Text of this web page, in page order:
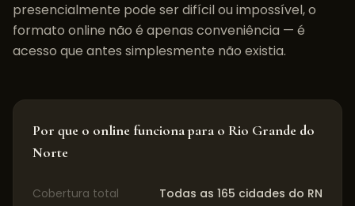
presencialmente pode ser difícil ou impossível, o
formato online não é apenas conveniência — é
acesso que antes simplesmente não existia.
Por que o online funciona para o Rio Grande do
Norte
Cobertura total Todas as 165 cidades do RN